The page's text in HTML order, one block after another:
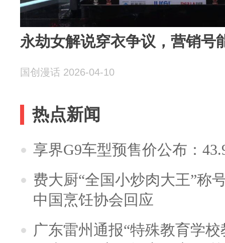
永劫女解说穿衣争议，营销号
国创漫话 2026-04-10
热点新闻
享界G9车型预售价公布：
费大厨“全国小炒肉大王”称
中国烹饪协会回应
广东雷州通报“特殊教育学